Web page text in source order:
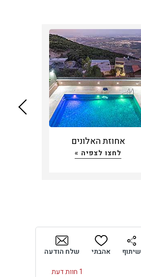
אחוזת האלונים
לחצו לצפיה »
1 חוות דעת
שיתוף אהבתי שלח הודעה